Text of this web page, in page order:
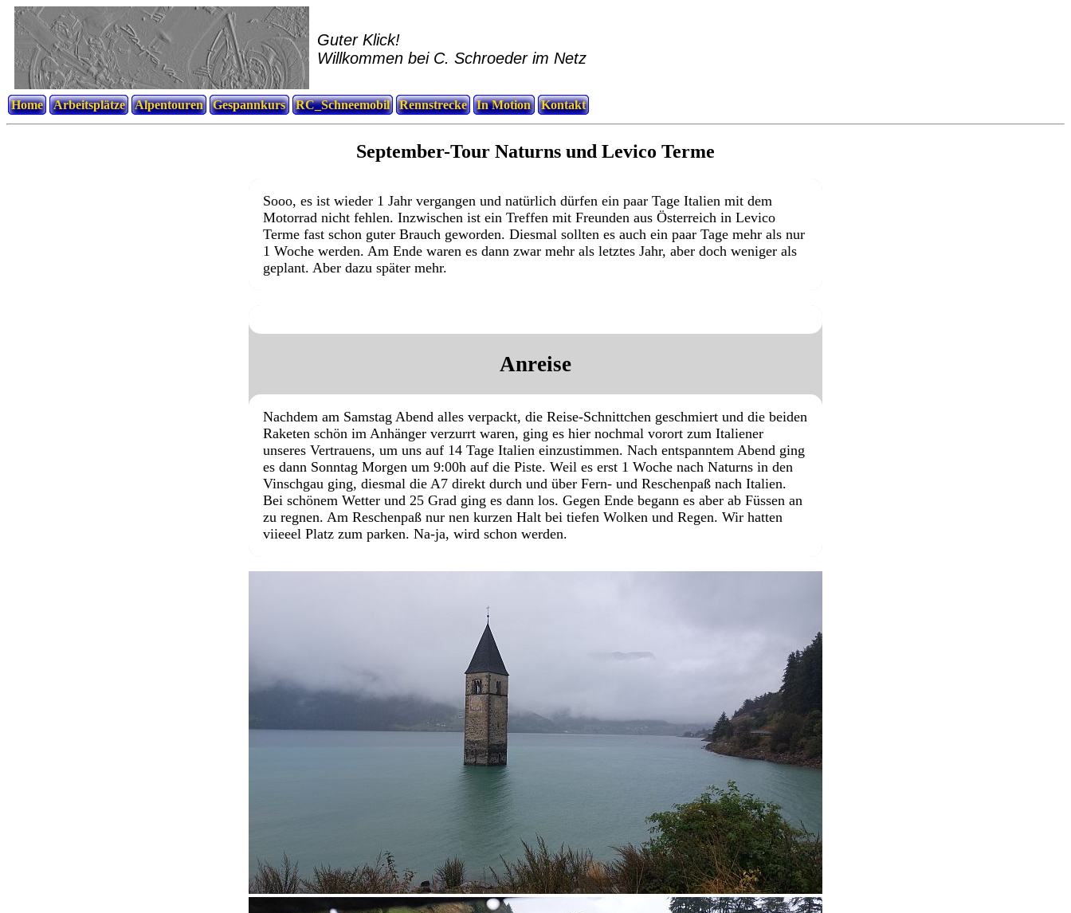
Guter Klick!
Willkommen bei C. Schroeder im Netz
Home Arbeitsplätze Alpentouren Gespannkurs RC_Schneemobil Rennstrecke In Motion Kontakt
September-Tour Naturns und Levico Terme
Sooo, es ist wieder 1 Jahr vergangen und natürlich dürfen ein paar Tage Italien mit dem
Motorrad nicht fehlen. Inzwischen ist ein Treffen mit Freunden aus Österreich in Levico
Terme fast schon guter Brauch geworden. Diesmal sollten es auch ein paar Tage mehr als nur
1 Woche werden. Am Ende waren es dann zwar mehr als letztes Jahr, aber doch weniger als
geplant. Aber dazu später mehr.
Anreise
Nachdem am Samstag Abend alles verpackt, die Reise-Schnittchen geschmiert und die beiden
Raketen schön im Anhänger verzurrt waren, ging es hier nochmal vorort zum Italiener
unseres Vertrauens, um uns auf 14 Tage Italien einzustimmen. Nach entspanntem Abend ging
es dann Sonntag Morgen um 9:00h auf die Piste. Weil es erst 1 Woche nach Naturns in den
Vinschgau ging, diesmal die A7 direkt durch und über Fern- und Reschenpaß nach Italien.
Bei schönem Wetter und 25 Grad ging es dann los. Gegen Ende begann es aber ab Füssen an
zu regnen. Am Reschenpaß nur nen kurzen Halt bei tiefen Wolken und Regen. Wir hatten
viieeel Platz zum parken. Na-ja, wird schon werden.